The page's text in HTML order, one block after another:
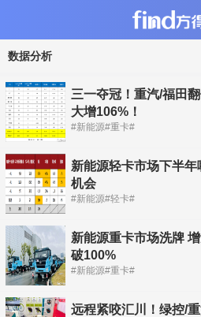
数据分析
三一夺冠！重汽/福田
大增106%！
#新能源#重卡#
新能源轻卡市场下半
机会
#新能源#轻卡#
新能源重卡市场洗牌
破100%
#新能源#重卡#
远程紧咬汇川！绿控/